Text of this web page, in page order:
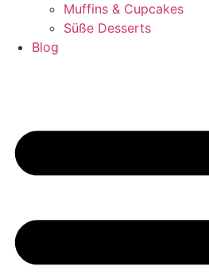
Muffins & Cupcakes
Süße Desserts
Blog